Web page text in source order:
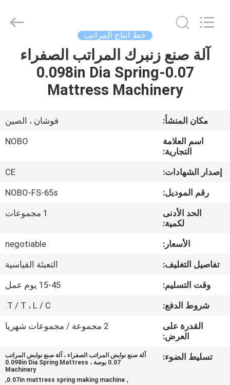
منزل
المنتجات
حول
جولة
المعمل
الجودة
اتصل
Foshan
خط انتاج المراتب
آلة صنع زنبرك المراتب الصفراء
0.07-0.098in Dia Spring
Mattress Machinery
مكان المنشأ:
فوشان ، الصين
اسم العلامة
التجارية:
NOBO
إصدار الشهادات:
CE
رقم الموديل:
NOBO-FS-65s
الحد الأدنى
لكمية:
1 مجموعات
الأسعار:
negotiable
تفاصيل التغليف:
التعبئة القياسية
وقت التسليم:
15-45 يوم عمل
شروط الدفع:
T / T ، L / C.
القدرة على
العرض:
2 مجموعة / مجموعات شهريا
تسليط الضوء:
آلة صنع نوابض المراتب الصفراء ، آلة صنع نوابض المراتب
0.07 بوصة ، 0.098in Dia Spring Mattress
Machinery
,
0.07in mattress spring making machine
,